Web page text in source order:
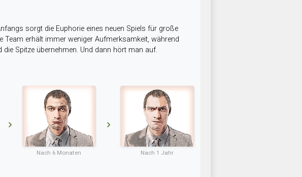
sorgt die Euphorie eines neuen Spiels für große
Team erhält immer weniger Aufmerksamkeit, während
Spitze übernehmen. Und dann hört man auf.
Nach 6 Monaten Nach 1 Jahr